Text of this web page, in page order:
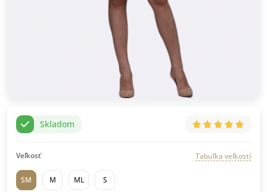
Skladom
Veľkosť Tabuľka veľkostí
SM M ML S